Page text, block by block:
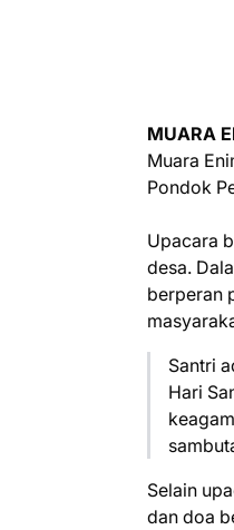
MUARA
Muara
Pondok
Upacara
desa.
berperan
Santri
Hari
Selain
dan doa